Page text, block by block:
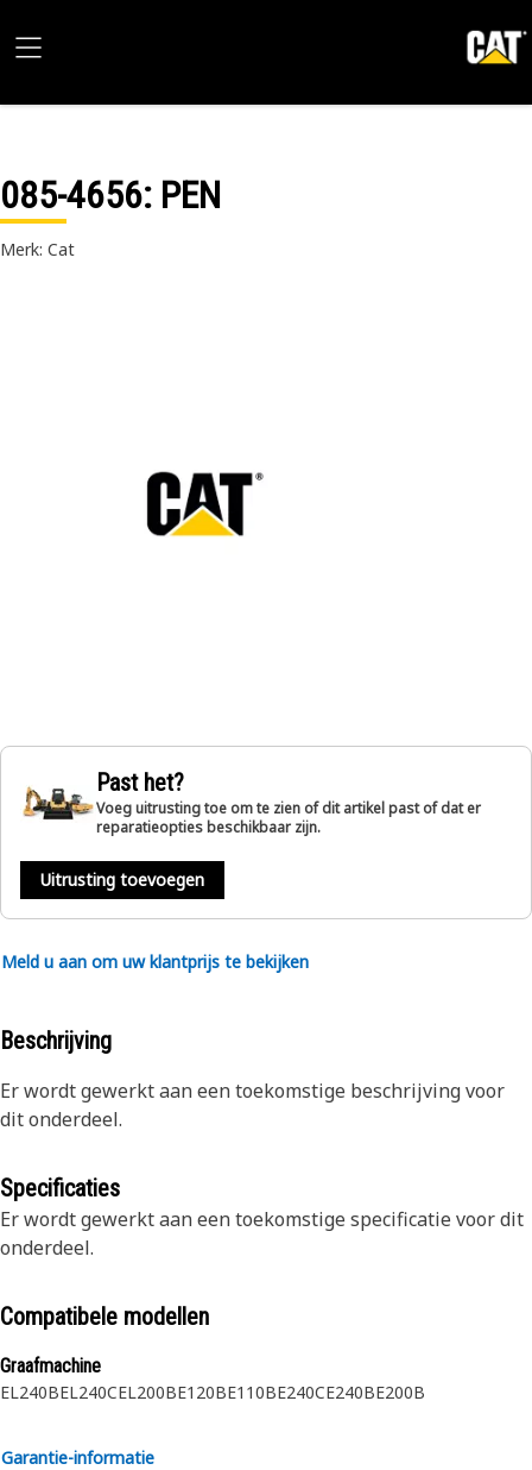
085-4656: PEN
Merk: Cat
Past het?
Voeg uitrusting toe om te zien of dit artikel past of dat er
reparatieopties beschikbaar zijn.
Uitrusting toevoegen
Meld u aan om uw klantprijs te bekijken
Beschrijving
Er wordt gewerkt aan een toekomstige beschrijving voor
dit onderdeel.
Specificaties
Er wordt gewerkt aan een toekomstige specificatie voor dit
onderdeel.
Compatibele modellen
Graafmachine
EL240BEL240CEL200BE120BE110BE240CE240BE200B
Garantie-informatie